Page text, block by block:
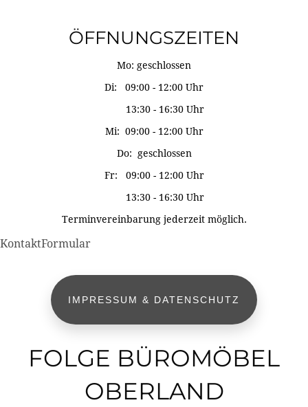
ÖFFNUNGSZEITEN
Mo: geschlossen
Di: 09:00 - 12:00 Uhr
13:30 - 16:30 Uhr
Mi: 09:00 - 12:00 Uhr
Do: geschlossen
Fr: 09:00 - 12:00 Uhr
13:30 - 16:30 Uhr
Terminvereinbarung jederzeit möglich.
KontaktFormular
IMPRESSUM & DATENSCHUTZ
FOLGE BÜROMÖBEL
OBERLAND